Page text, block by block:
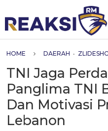
HOME DAERAH •
TNI Jaga
Panglima TNI
Dan Motivasi
Lebanon